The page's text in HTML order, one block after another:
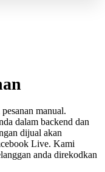
manual.
dalam backend dan
dijual akan
Live. Kami
anda direkodkan